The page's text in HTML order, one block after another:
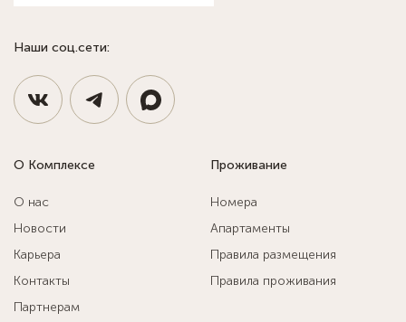
Наши соц.сети:
О Комплексе
О нас
Новости
Карьера
Контакты
Партнерам
Проживание
Номера
Апартаменты
Правила размещения
Правила проживания